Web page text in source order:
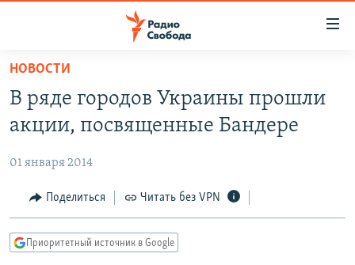
упрощенного
доступа
основному
Вернутся
главной
навигации
ПОДКАСТЫ
ЦИТАТЫ СВОБОДЫ
МНЕНИЯ
IDEL.РЕАЛИИ
НОВОСТИ
В ряде городов Украины прошли
акции, посвященные Бандере
01 января 2014
Поделиться Читать без VPN
Приоритетный источник в Google